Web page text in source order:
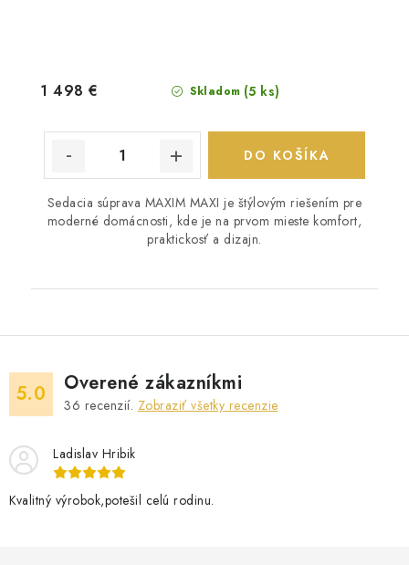
Skladom (5 ks)
1 498 €
DO KOŠÍKA
Sedacia súprava MAXIM MAXI je štýlovým riešením pre
moderné domácnosti, kde je na prvom mieste komfort,
praktickosť a dizajn.
5.0 Overené zákazníkmi
36 recenzií. Zobraziť všetky recenzie
Ladislav Hribik
Kvalitný výrobok,potešil celú rodinu.